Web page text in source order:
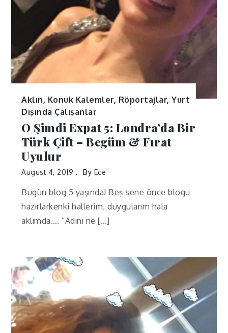
Aklın, Konuk Kalemler, Röportajlar,Yurt
Dışında Çalışanlar
O Şimdi Expat 5: Londra’da Bir
Türk Çift – Begüm & Fırat
Uyulur
August 4, 2019 By Ece
Bugün blog 5 yaşında! Beş sene önce blogu
hazırlarkenki hallerim, duygularım hala
aklımda…. “Adını ne […]